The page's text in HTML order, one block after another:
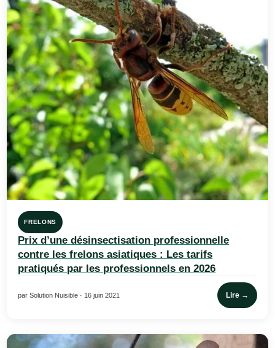
FRELONS
Prix d’une désinsectisation professionnelle
contre les frelons asiatiques : Les tarifs
pratiqués par les professionnels en 2026
par Solution Nuisible · 16 juin 2021 Lire →